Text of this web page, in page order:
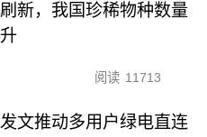
新，我国珍稀物种数量
阅读 11713
文推动多用户绿电直连